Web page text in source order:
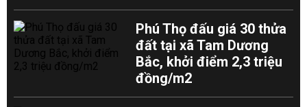
Phú Thọ đấu giá 30 thửa
đất tại xã Tam Dương
Bắc, khởi điểm 2,3 triệu
đồng/m2